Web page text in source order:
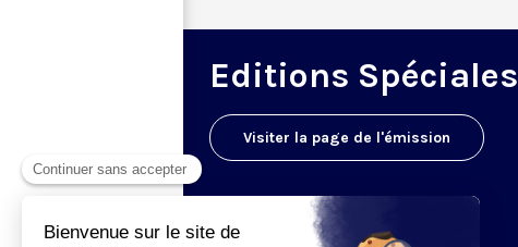
Editions Spéciales
Visiter la page de l'émission